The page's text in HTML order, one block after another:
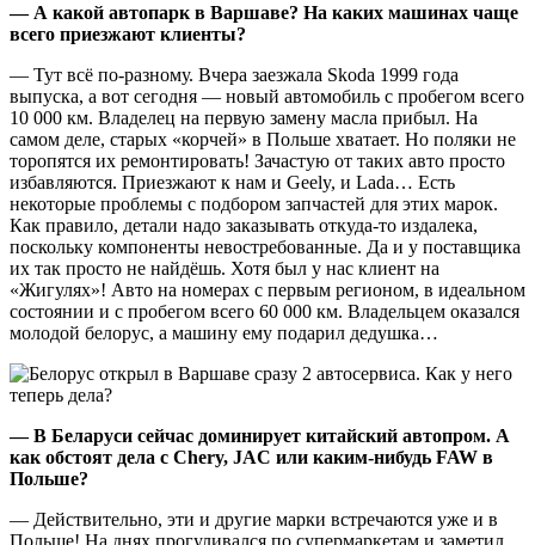
— А какой автопарк в Варшаве? На каких машинах чаще
всего приезжают клиенты?
— Тут всё по-разному. Вчера заезжала Skoda 1999 года
выпуска, а вот сегодня — новый автомобиль с пробегом всего
10 000 км. Владелец на первую замену масла прибыл. На
самом деле, старых «корчей» в Польше хватает. Но поляки не
торопятся их ремонтировать! Зачастую от таких авто просто
избавляются. Приезжают к нам и Geely, и Lada… Есть
некоторые проблемы с подбором запчастей для этих марок.
Как правило, детали надо заказывать откуда-то издалека,
поскольку компоненты невостребованные. Да и у поставщика
их так просто не найдёшь. Хотя был у нас клиент на
«Жигулях»! Авто на номерах с первым регионом, в идеальном
состоянии и с пробегом всего 60 000 км. Владельцем оказался
молодой белорус, а машину ему подарил дедушка…
— В Беларуси сейчас доминирует китайский автопром. А
как обстоят дела с Chery, JAC или каким-нибудь FAW в
Польше?
— Действительно, эти и другие марки встречаются уже и в
Польше! На днях прогуливался по супермаркетам и заметил